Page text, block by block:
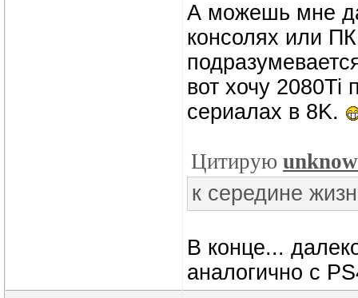
А можешь мне
консолях или
вот хочу 2080Ti
сериалах в 8K.
Цитирую
к середине
В конце...
аналогично с